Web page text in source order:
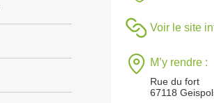
Voir le site
M’y rendre :
Rue du fort
67118